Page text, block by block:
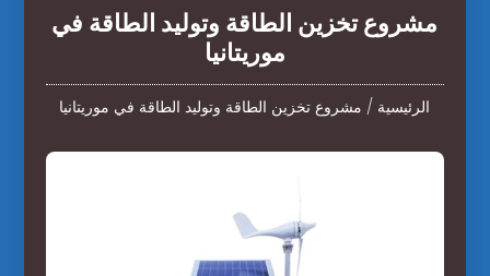
مشروع تخزين الطاقة وتوليد الطاقة في
موريتانيا
الرئيسية / مشروع تخزين الطاقة وتوليد الطاقة في موريتانيا